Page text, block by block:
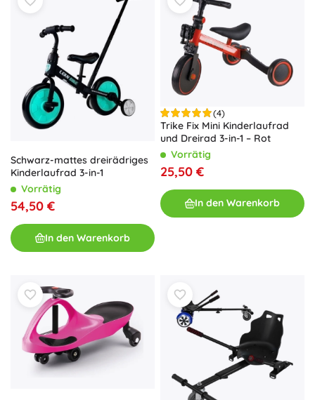
Schwarz-mattes dreirädriges
Kinderlaufrad 3-in-1
Vorrätig
54,50 €
In den Warenkorb
(4)
Trike Fix Mini Kinderlaufrad
und Dreirad 3-in-1 – Rot
Vorrätig
25,50 €
In den Warenkorb